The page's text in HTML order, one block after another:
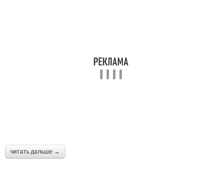
читать дальше →